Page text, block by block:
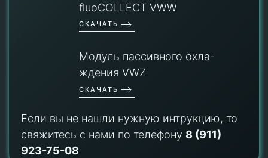
fluoCOLLECT VWW
СКАЧАТЬ
Модуль пассивного охла-
ждения VWZ
СКАЧАТЬ
Если вы не нашли нужную интрукцию, то
свяжитесь с нами по телефону 8 (911)
923-75-08